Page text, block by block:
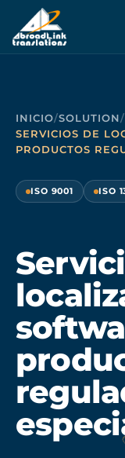
Saltar al contenido
INICIO/SOLUTION/
SERVICIOS DE
PRODUCTOS
ISO 9001 ISO